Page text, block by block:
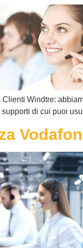
Clienti Windtre:
di cui puoi